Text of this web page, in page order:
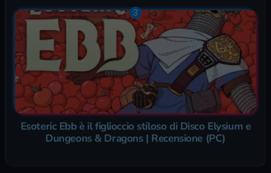
Esoteric Ebb è il figlioccio stiloso di Disco Elysium e
Dungeons & Dragons | Recensione (PC)